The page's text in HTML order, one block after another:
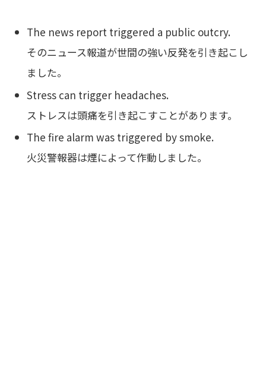
The news report triggered a public outcry.
そのニュース報道が世間の強い反発を引き起こし
ました。
Stress can trigger headaches.
ストレスは頭痛を引き起こすことがあります。
The fire alarm was triggered by smoke.
火災警報器は煙によって作動しました。